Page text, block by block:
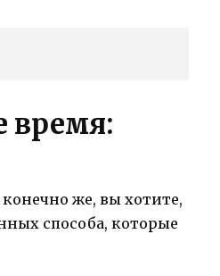
время:
же, вы хотите,
способа, которые